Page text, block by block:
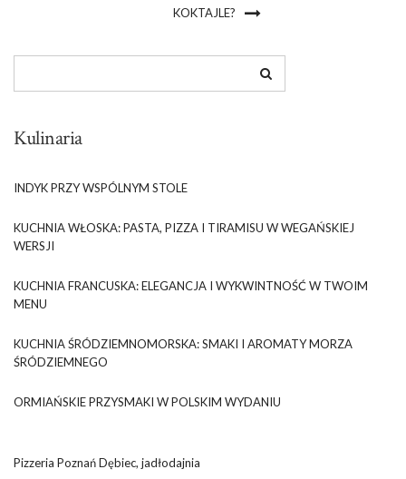
KOKTAJLE?
Kulinaria
INDYK PRZY WSPÓLNYM STOLE
KUCHNIA WŁOSKA: PASTA, PIZZA I TIRAMISU W WEGAŃSKIEJ
WERSJI
KUCHNIA FRANCUSKA: ELEGANCJA I WYKWINTNOŚĆ W TWOIM
MENU
KUCHNIA ŚRÓDZIEMNOMORSKA: SMAKI I AROMATY MORZA
ŚRÓDZIEMNEGO
ORMIAŃSKIE PRZYSMAKI W POLSKIM WYDANIU
Pizzeria Poznań Dębiec, jadłodajnia